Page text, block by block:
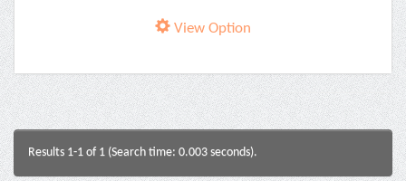
View Option
Results 1-1 of 1 (Search time: 0.003 seconds).